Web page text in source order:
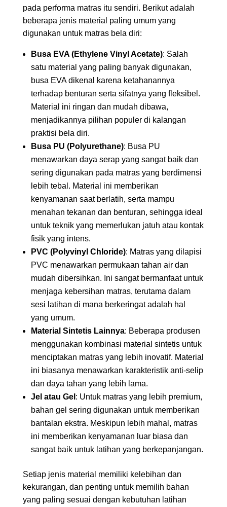
pada performa matras itu sendiri. Berikut adalah
beberapa jenis material paling umum yang
digunakan untuk matras bela diri:
Busa EVA (Ethylene Vinyl Acetate): Salah
satu material yang paling banyak digunakan,
busa EVA dikenal karena ketahanannya
terhadap benturan serta sifatnya yang fleksibel.
Material ini ringan dan mudah dibawa,
menjadikannya pilihan populer di kalangan
praktisi bela diri.
Busa PU (Polyurethane): Busa PU
menawarkan daya serap yang sangat baik dan
sering digunakan pada matras yang berdimensi
lebih tebal. Material ini memberikan
kenyamanan saat berlatih, serta mampu
menahan tekanan dan benturan, sehingga ideal
untuk teknik yang memerlukan jatuh atau kontak
fisik yang intens.
PVC (Polyvinyl Chloride): Matras yang dilapisi
PVC menawarkan permukaan tahan air dan
mudah dibersihkan. Ini sangat bermanfaat untuk
menjaga kebersihan matras, terutama dalam
sesi latihan di mana berkeringat adalah hal
yang umum.
Material Sintetis Lainnya: Beberapa produsen
menggunakan kombinasi material sintetis untuk
menciptakan matras yang lebih inovatif. Material
ini biasanya menawarkan karakteristik anti-selip
dan daya tahan yang lebih lama.
Jel atau Gel : Untuk matras yang lebih premium,
bahan gel sering digunakan untuk memberikan
bantalan ekstra. Meskipun lebih mahal, matras
ini memberikan kenyamanan luar biasa dan
sangat baik untuk latihan yang berkepanjangan.
Setiap jenis material memiliki kelebihan dan
kekurangan, dan penting untuk memilih bahan
yang paling sesuai dengan kebutuhan latihan